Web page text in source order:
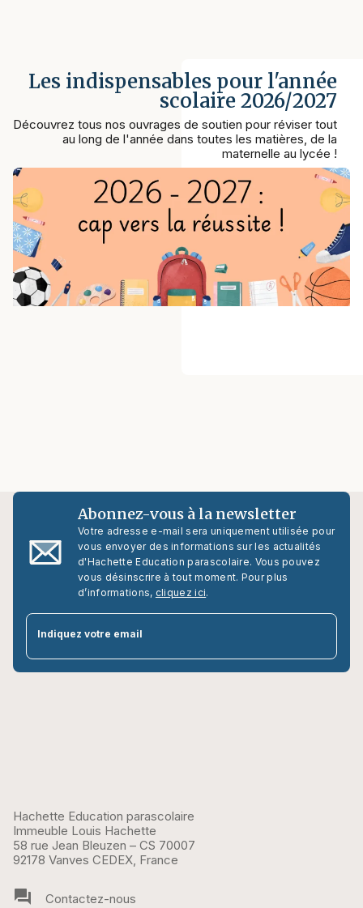
Les indispensables pour l'année
scolaire 2026/2027
Découvrez tous nos ouvrages de soutien pour réviser tout
au long de l'année dans toutes les matières, de la
maternelle au lycée !
Abonnez-vous à la newsletter
Votre adresse e-mail sera uniquement utilisée pour
vous envoyer des informations sur les actualités
d'Hachette Education parascolaire. Vous pouvez
vous désinscrire à tout moment. Pour plus
d’informations, cliquez ici.
Indiquez votre email
Hachette Education parascolaire
Immeuble Louis Hachette
58 rue Jean Bleuzen – CS 70007
92178 Vanves CEDEX, France
question_answer Contactez-nous